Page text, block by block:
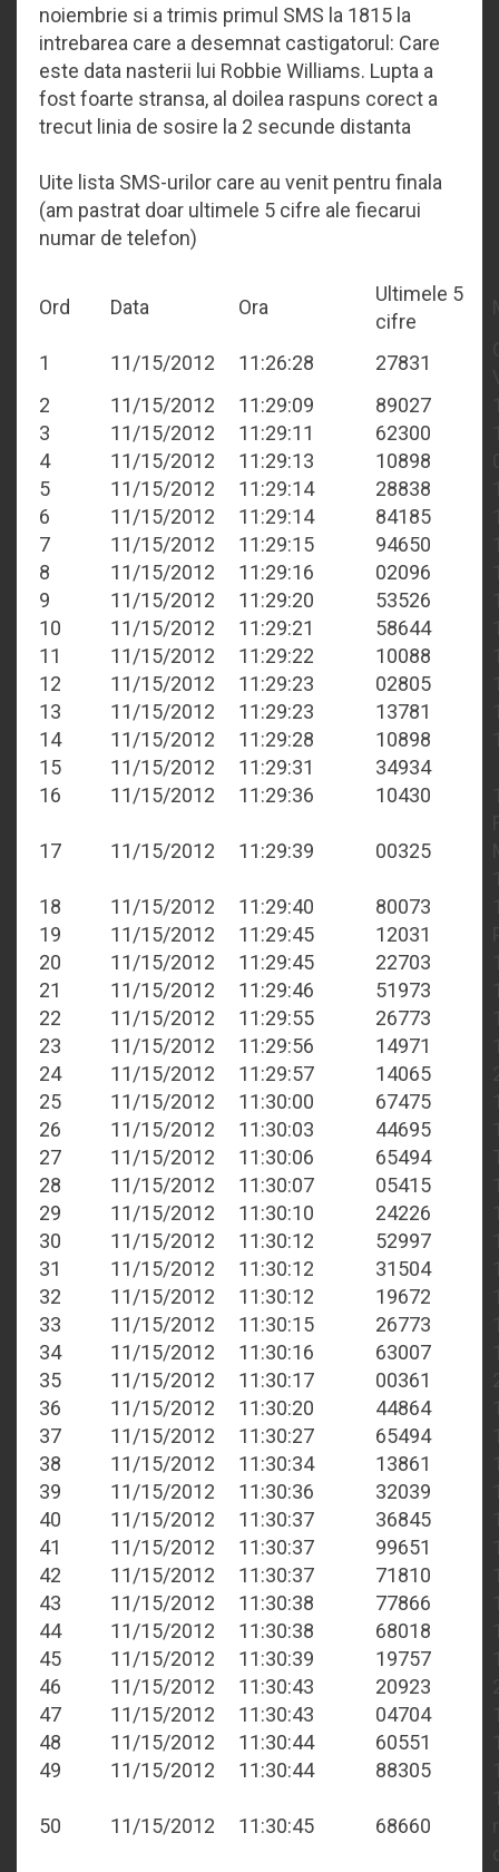
noiembrie si a trimis primul SMS la 1815 la
intrebarea care a desemnat castigatorul: Care
este data nasterii lui Robbie Williams. Lupta a
fost foarte stransa, al doilea raspuns corect a
trecut linia de sosire la 2 secunde distanta
Uite lista SMS-urilor care au venit pentru finala
(am pastrat doar ultimele 5 cifre ale fiecarui
numar de telefon)
Ord Data Ora
Ultimele 5
cifre
1 11/15/2012 11:26:28 27831
2
11/15/2012 11:29:09 89027
3
11/15/2012 11:29:11 62300
4
11/15/2012 11:29:13 10898
5
11/15/2012 11:29:14 28838
6
11/15/2012 11:29:14 84185
7
11/15/2012 11:29:15 94650
8
11/15/2012 11:29:16 02096
9
11/15/2012 11:29:20 53526
10
11/15/2012 11:29:21 58644
11
11/15/2012 11:29:22 10088
12
11/15/2012 11:29:23 02805
13
11/15/2012 11:29:23 13781
14
11/15/2012 11:29:28 10898
15
11/15/2012 11:29:31 34934
16
11/15/2012 11:29:36 10430
17 11/15/2012 11:29:39 00325
18
11/15/2012 11:29:40 80073
19
11/15/2012 11:29:45 12031
20
11/15/2012 11:29:45 22703
21
11/15/2012 11:29:46 51973
22
11/15/2012 11:29:55 26773
23
11/15/2012 11:29:56 14971
24
11/15/2012 11:29:57 14065
25
11/15/2012 11:30:00 67475
26
11/15/2012 11:30:03 44695
27
11/15/2012 11:30:06 65494
28
11/15/2012 11:30:07 05415
29
11/15/2012 11:30:10 24226
30
11/15/2012 11:30:12 52997
31
11/15/2012 11:30:12 31504
32
11/15/2012 11:30:12 19672
33
11/15/2012 11:30:15 26773
34
11/15/2012 11:30:16 63007
35
11/15/2012 11:30:17 00361
36
11/15/2012 11:30:20 44864
37
11/15/2012 11:30:27 65494
38
11/15/2012 11:30:34 13861
39
11/15/2012 11:30:36 32039
40
11/15/2012 11:30:37 36845
41
11/15/2012 11:30:37 99651
42
11/15/2012 11:30:37 71810
43
11/15/2012 11:30:38 77866
44
11/15/2012 11:30:38 68018
45
11/15/2012 11:30:39 19757
46
11/15/2012 11:30:43 20923
47
11/15/2012 11:30:43 04704
48
11/15/2012 11:30:44 60551
49
11/15/2012 11:30:44 88305
50 11/15/2012 11:30:45 68660